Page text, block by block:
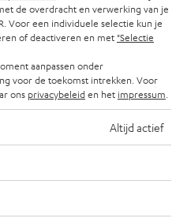
de overdracht en verwerking van je
Voor een individuele selectie kun je
of deactiveren en met "Selectie
aanpassen onder
voor de toekomst intrekken. Voor
ons privacybeleiden het impressum
Altijd actief